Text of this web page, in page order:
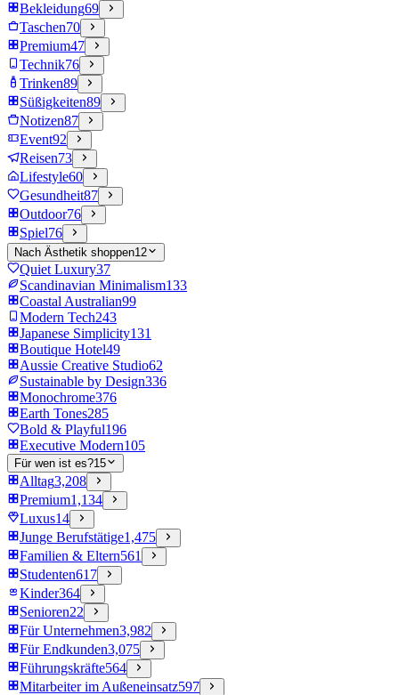
Bekleidung69
Taschen70
Premium47
Technik76
Trinken89
Süßigkeiten89
Notizen87
Event92
Reisen73
Lifestyle60
Gesundheit87
Outdoor76
Spiel76
Nach Ästhetik shoppen12
Quiet Luxury37
Scandinavian Minimalism133
Coastal Australian99
Modern Tech243
Japanese Simplicity131
Boutique Hotel49
Aussie Creative Studio62
Sustainable by Design336
Monochrome376
Earth Tones285
Bold & Playful196
Executive Modern105
Für wen ist es?15
Alltag3,208
Premium1,134
Luxus14
Junge Berufstätige1,475
Familien & Eltern561
Studenten617
Kinder364
Senioren22
Für Unternehmen3,982
Für Endkunden3,075
Führungskräfte564
Mitarbeiter im Außeneinsatz597